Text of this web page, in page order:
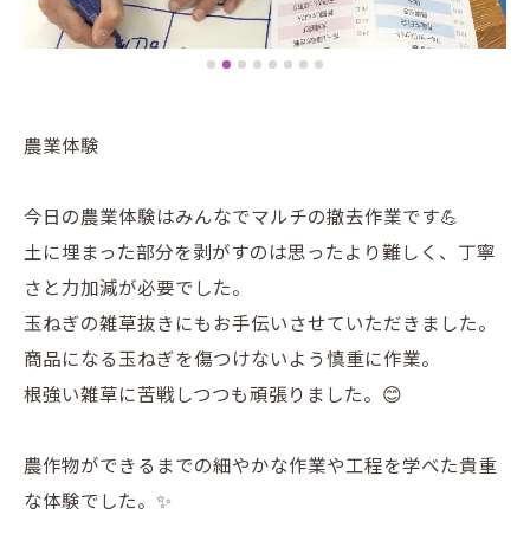
農業体験
今日の農業体験はみんなでマルチの撤去作業です💪
土に埋まった部分を剥がすのは思ったより難しく、丁寧
さと力加減が必要でした。
玉ねぎの雑草抜きにもお手伝いさせていただきました。
商品になる玉ねぎを傷つけないよう慎重に作業。
根強い雑草に苦戦しつつも頑張りました。😊
農作物ができるまでの細やかな作業や工程を学べた貴重
な体験でした。✨